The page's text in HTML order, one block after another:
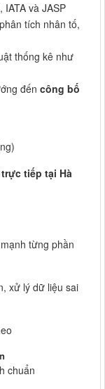
và JASP
tích nhân tố,
thống kê như
đến công bố
tiếp tại Hà
từng phần
xử lý dữ liệu sai
chuẩn